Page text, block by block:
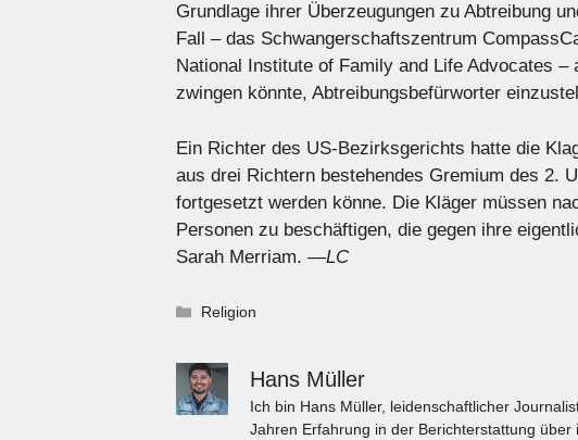
Grundlage ihrer Überzeugungen zu Abtreibung
Fall – das Schwangerschaftszentrum
National Institute of Family and Life Advocates
zwingen könnte, Abtreibungsbefürworter
Ein Richter des US-Bezirksgerichts hatte die
aus drei Richtern bestehendes Gremium des 2.
fortgesetzt werden könne. Die Kläger müssen
Personen zu beschäftigen, die gegen ihre
Sarah Merriam. —LC
Kategorien
Religion
Hans Müller
Ich bin Hans Müller, leidenschaftlicher
Jahren Erfahrung in der Berichterstattung